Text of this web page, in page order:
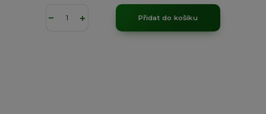
Přidat do košíku